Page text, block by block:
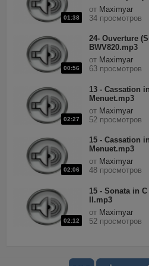
01:38
от Maximyar
34 просмотров
00:56
24- Ouverture
BWV820.mp3
от Maximyar
63 просмотров
02:27
13 - Cassation
Menuet.mp3
от Maximyar
52 просмотров
02:06
15 - Cassation
Menuet.mp3
от Maximyar
48 просмотров
02:12
15 - Sonata in
II.mp3
от Maximyar
52 просмотров